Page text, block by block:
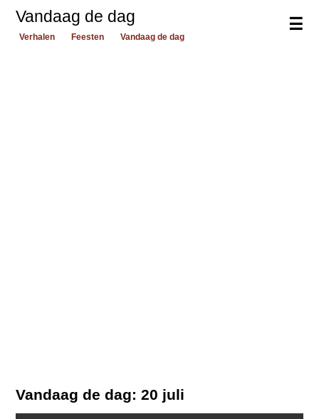
☰
Vandaag de dag
Verhalen Feesten Vandaag de dag
Vandaag de dag: 20 juli